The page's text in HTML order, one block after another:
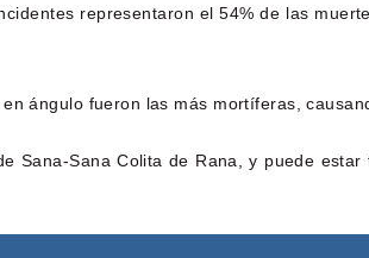
representaron el 54% de las
ángulo fueron las más mortíferas,
Sana-Sana Colita de Rana, y puede